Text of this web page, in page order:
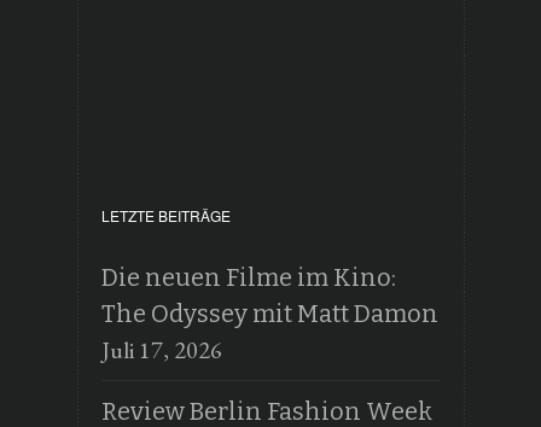
LETZTE BEITRÄGE
Die neuen Filme im Kino:
The Odyssey mit Matt Damon
Juli 17, 2026
Review Berlin Fashion Week